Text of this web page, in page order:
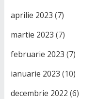
aprilie 2023 (7)
martie 2023 (7)
februarie 2023 (7)
ianuarie 2023 (10)
decembrie 2022 (6)